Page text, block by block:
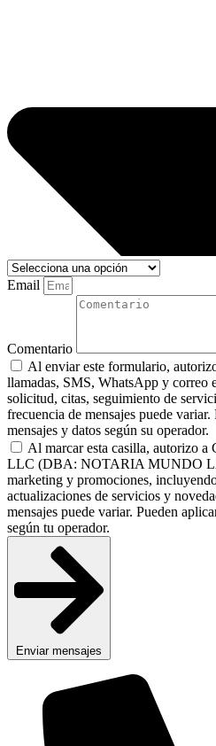
Email
Comentario
Al enviar este formulario,
llamadas, SMS, WhatsApp y correo
solicitud, citas, seguimiento de
frecuencia de mensajes puede
mensajes y datos según su operador.
Al marcar esta casilla, autorizo
LLC (DBA: NOTARIA MUNDO
marketing y promociones,
actualizaciones de servicios y
mensajes puede variar. Pueden
según tu operador.
Enviar mensajes